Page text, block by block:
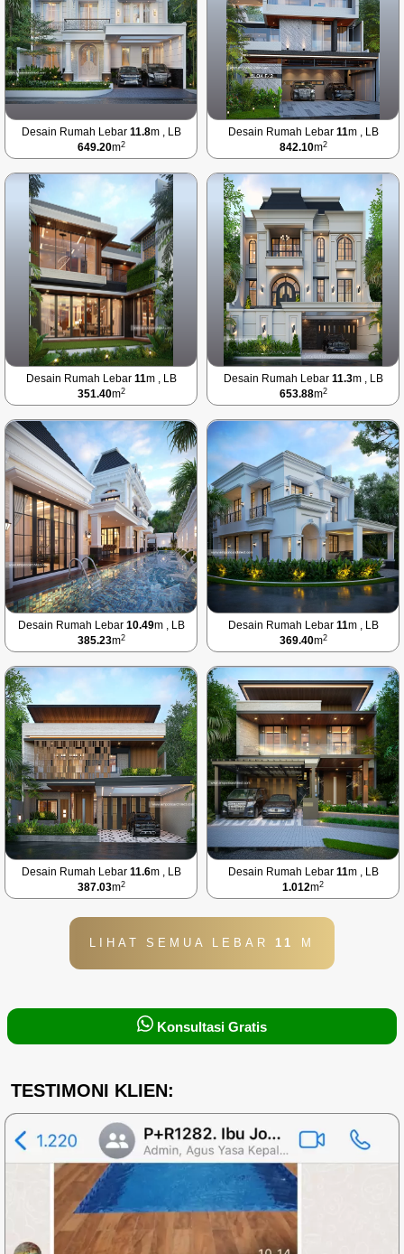
Desain Rumah Lebar 11.8m , LB
649.20m2
Desain Rumah Lebar 11m , LB
842.10m2
Desain Rumah Lebar 11m , LB
351.40m2
Desain Rumah Lebar 11.3m , LB
653.88m2
Desain Rumah Lebar 10.49m , LB
385.23m2
Desain Rumah Lebar 11m , LB
369.40m2
Desain Rumah Lebar 11.6m , LB
387.03m2
Desain Rumah Lebar 11m , LB
1.012m2
LIHAT SEMUA LEBAR11 M
Konsultasi Gratis
TESTIMONI KLIEN: